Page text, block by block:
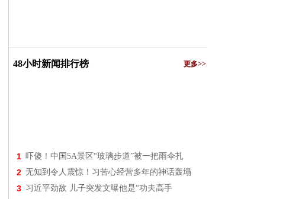
48小时新闻排行榜 更多>>
1 吓傻！中国5A景区“玻璃步道”被一把雨伞扎
2 无知到令人震惊！习苦心经营多年的神话轰塌
3 习近平劲敌 儿子突发文曝他是“功夫高手